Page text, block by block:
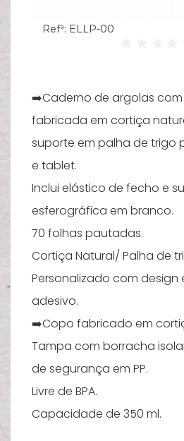
Refª: ELLP-00
➡️Caderno de argolas
fabricada em cortiça
suporte em palha de trigo
e tablet.
Inclui elástico de fecho e
esferográfica em branco.
70 folhas pautadas.
Cortiça Natural/ Palha de
Personalizado com design
adesivo.
➡️Copo fabricado em
Tampa com borracha
de segurança em PP.
Livre de BPA.
Capacidade de 350 ml.